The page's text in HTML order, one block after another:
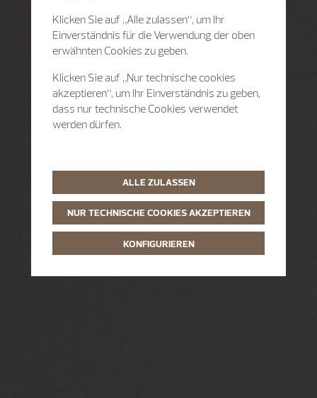
Klicken Sie auf „Alle zulassen“, um Ihr
Einverständnis für die Verwendung der oben
erwähnten Cookies zu geben.
Klicken Sie auf „Nur technische cookies
akzeptieren“, um Ihr Einverständnis zu geben,
dass nur technische Cookies verwendet
werden dürfen.
ALLE ZULASSEN
NUR TECHNISCHE COOKIES AKZEPTIEREN
KONFIGURIEREN